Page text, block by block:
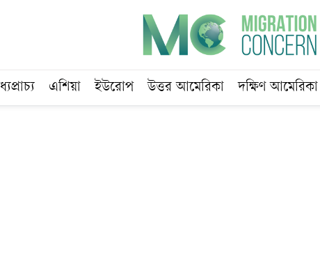
এশিয়া ইউরোপ উত্তর আমেরিকা দক্ষিণ আমেরিকা